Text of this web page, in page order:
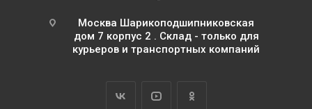
Москва Шарикоподшипниковская
дом 7 корпус 2 . Склад - только для
курьеров и транспортных компаний